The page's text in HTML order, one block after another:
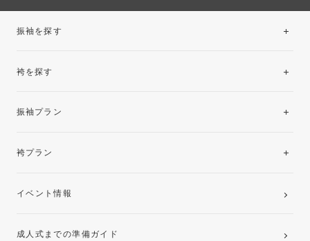
振袖を探す
袴を探す
振袖プラン
レンタルプラン
袴プラン
卒業袴レンタルプラン
イベント情報
成人式までの準備ガイド